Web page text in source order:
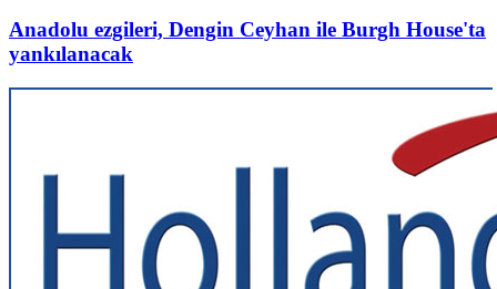
Anadolu ezgileri, Dengin Ceyhan ile Burgh House'ta
yankılanacak